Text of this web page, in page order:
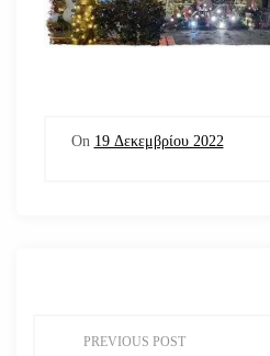
On 19 Δεκεμβρίου 2022
PREVIOUS POST